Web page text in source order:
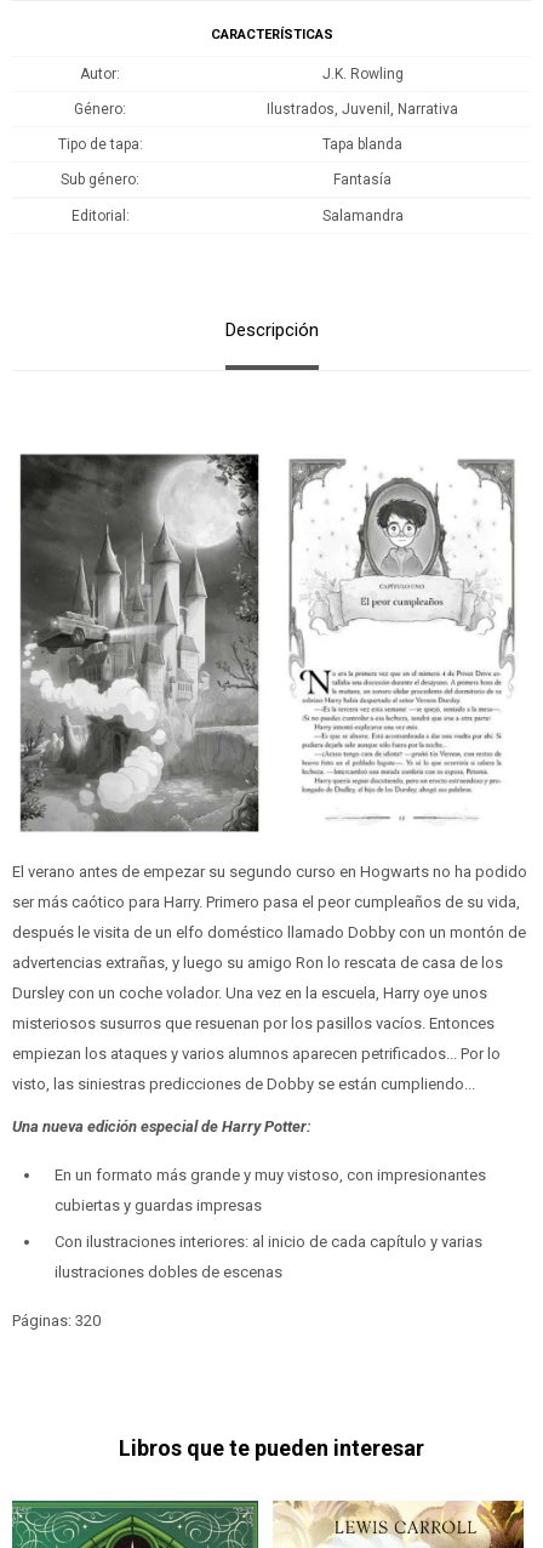
CARACTERÍSTICAS
Autor J.K. Rowling
Género Ilustrados, Juvenil, Narrativa
Tipo de tapa Tapa blanda
Sub género Fantasía
Editorial Salamandra
Descripción
El verano antes de empezar su segundo curso en Hogwarts no ha podido
ser más caótico para Harry. Primero pasa el peor cumpleaños de su vida,
después le visita de un elfo doméstico llamado Dobby con un montón de
advertencias extrañas, y luego su amigo Ron lo rescata de casa de los
Dursley con un coche volador. Una vez en la escuela, Harry oye unos
misteriosos susurros que resuenan por los pasillos vacíos. Entonces
empiezan los ataques y varios alumnos aparecen petrificados... Por lo
visto, las siniestras predicciones de Dobby se están cumpliendo...
Una nueva edición especial de Harry Potter:
En un formato más grande y muy vistoso, con impresionantes
cubiertas y guardas impresas
Con ilustraciones interiores: al inicio de cada capítulo y varias
ilustraciones dobles de escenas
Páginas: 320
Libros que te pueden interesar